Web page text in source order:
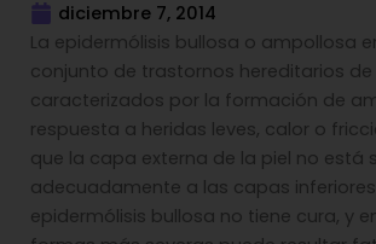
diciembre 7, 2014
La epidermólisis bullosa o ampollosa
conjunto de trastornos hereditarios de
caracterizados por la formación de
respuesta a heridas leves, calor o
que la capa externa de la piel no está
adecuadamente a las capas
epidermólisis bullosa no tiene cura, y